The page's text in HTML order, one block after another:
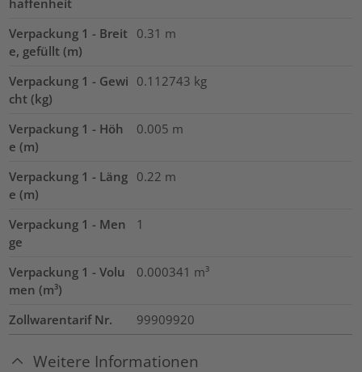
Verpackung 1 - Breit
e, gefüllt (m)
0.31 m
Verpackung 1 - Gewi
cht (kg)
0.112743 kg
Verpackung 1 - Höh
e (m)
0.005 m
Verpackung 1 - Läng
e (m)
0.22 m
Verpackung 1 - Men
ge
1
Verpackung 1 - Volu
men (m³)
0.000341 m³
Zollwarentarif Nr. 99909920
Weitere Informationen